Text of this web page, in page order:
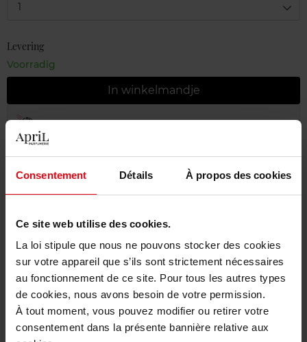
Consentement Détails À propos des cookies
Ce site web utilise des cookies.
La loi stipule que nous ne pouvons stocker des cookies
sur votre appareil que s’ils sont strictement nécessaires
au fonctionnement de ce site. Pour tous les autres types
de cookies, nous avons besoin de votre permission.
À tout moment, vous pouvez modifier ou retirer votre
consentement dans la présente bannière relative aux
1
Levering
Voorradig
In winkelmandje
Gratis levering bij aankoop van min. 55€
Gratis retour in je winkelpunt
Gratis verpakking
Beschrijving
Karakteristieken